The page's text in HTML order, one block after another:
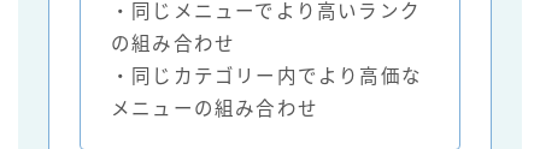
・同じメニューでより高いランク
の組み合わせ
・同じカテゴリー内でより高価な
メニューの組み合わせ